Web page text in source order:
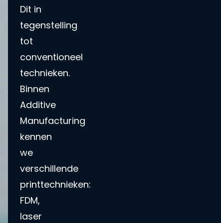
Dit in
tegenstelling
tot
conventioneel
technieken.
Binnen
Additive
Manufacturing
kennen
we
verschillende
printtechnieken:
FDM,
laser